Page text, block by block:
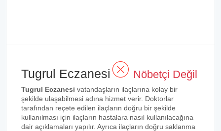
Tugrul Eczanesi Nöbetçi Değil
Tugrul Eczanesi vatandaşların ilaçlarına kolay bir
şekilde ulaşabilmesi adına hizmet verir. Doktorlar
tarafından reçete edilen ilaçların doğru bir şekilde
kullanılması için ilaçların hastalara nasıl kullanılacağına
dair açıklamaları yapılır. Ayrıca ilaçların doğru saklanma